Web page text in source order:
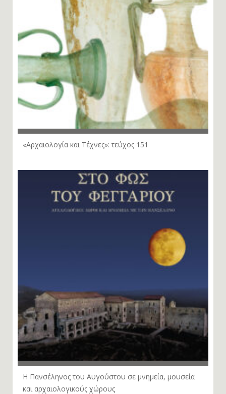
«Αρχαιολογία και Τέχνες»: τεύχος 151
Η Πανσέληνος του Αυγούστου σε μνημεία, μουσεία
και αρχαιολογικούς χώρους